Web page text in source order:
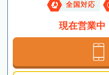
全国対応
現在営業中